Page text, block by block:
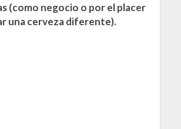
(como negocio o por el placer
una cerveza diferente).